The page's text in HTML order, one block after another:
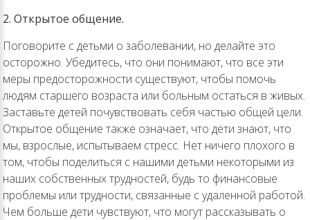
2. Открытое общение.
Поговорите с детьми о заболевании, но делайте это
осторожно. Убедитесь, что они понимают, что все эти
меры предосторожности существуют, чтобы помочь
людям старшего возраста или больным остаться в живых.
Заставьте детей почувствовать себя частью общей цели.
Открытое общение также означает, что дети знают, что
мы, взрослые, испытываем стресс. Нет ничего плохого в
том, чтобы поделиться с нашими детьми некоторыми из
наших собственных трудностей, будь то финансовые
проблемы или трудности, связанные с удаленной работой.
Чем больше дети чувствуют, что могут рассказывать о